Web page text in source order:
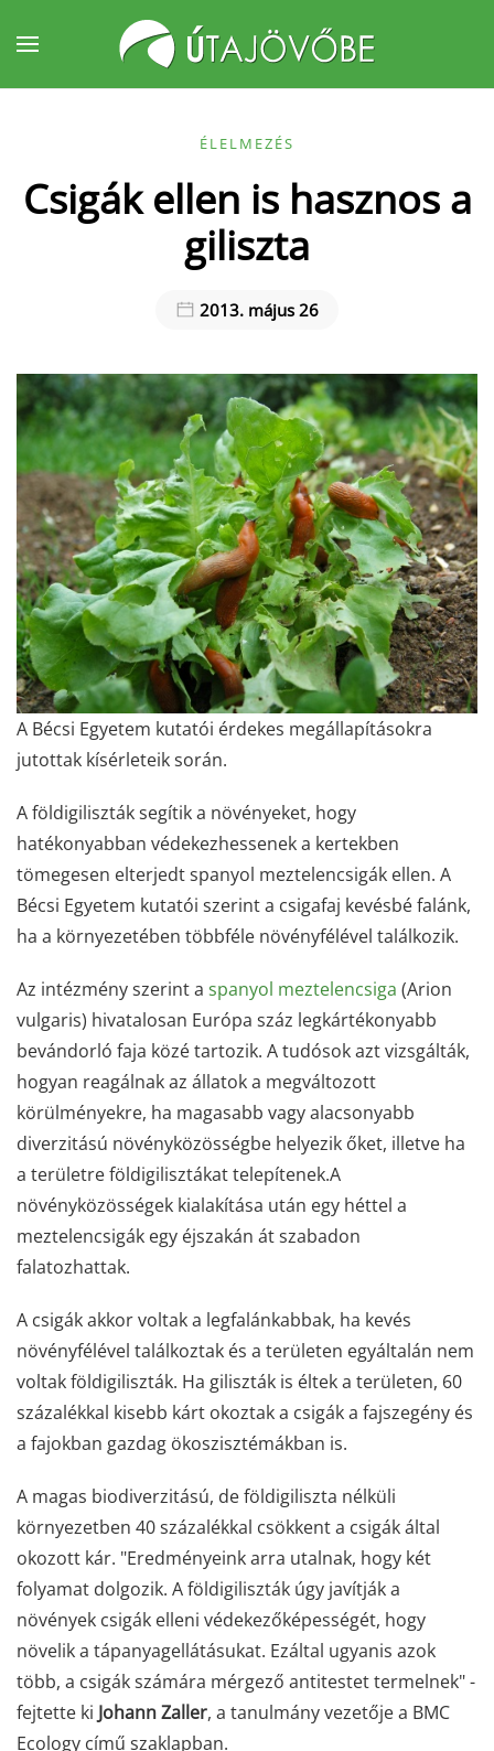
Fő tartalom átugrása
ÉLELMEZÉS
Csigák ellen is hasznos a
giliszta
2013. május 26
A Bécsi Egyetem kutatói érdekes megállapításokra
jutottak kísérleteik során.
A földigiliszták segítik a növényeket, hogy
hatékonyabban védekezhessenek a kertekben
tömegesen elterjedt spanyol meztelencsigák ellen. A
Bécsi Egyetem kutatói szerint a csigafaj kevésbé falánk,
ha a környezetében többféle növényfélével találkozik.
Az intézmény szerint a spanyol meztelencsiga (Arion
vulgaris) hivatalosan Európa száz legkártékonyabb
bevándorló faja közé tartozik. A tudósok azt vizsgálták,
hogyan reagálnak az állatok a megváltozott
körülményekre, ha magasabb vagy alacsonyabb
diverzitású növényközösségbe helyezik őket, illetve ha
a területre földigilisztákat telepítenek.A
növényközösségek kialakítása után egy héttel a
meztelencsigák egy éjszakán át szabadon
falatozhattak.
A csigák akkor voltak a legfalánkabbak, ha kevés
növényfélével találkoztak és a területen egyáltalán nem
voltak földigiliszták. Ha giliszták is éltek a területen, 60
százalékkal kisebb kárt okoztak a csigák a fajszegény és
a fajokban gazdag ökoszisztémákban is.
A magas biodiverzitású, de földigiliszta nélküli
környezetben 40 százalékkal csökkent a csigák által
okozott kár. "Eredményeink arra utalnak, hogy két
folyamat dolgozik. A földigiliszták úgy javítják a
növények csigák elleni védekezőképességét, hogy
növelik a tápanyagellátásukat. Ezáltal ugyanis azok
több, a csigák számára mérgező antitestet termelnek" -
fejtette ki Johann Zaller, a tanulmány vezetője a BMC
Ecology című szaklapban.